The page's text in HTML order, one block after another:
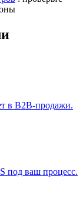
в B2B-продажи.
под ваш процесс.